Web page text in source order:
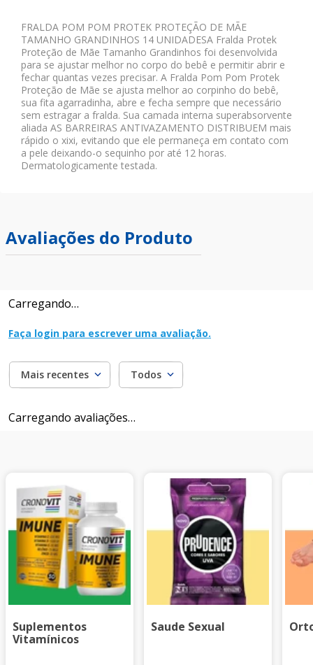
FRALDA POM POM PROTEK PROTEÇÃO DE MÃE
TAMANHO GRANDINHOS 14 UNIDADESA Fralda Protek
Proteção de Mãe Tamanho Grandinhos foi desenvolvida
para se ajustar melhor no corpo do bebê e permitir abrir e
fechar quantas vezes precisar. A Fralda Pom Pom Protek
Proteção de Mãe se ajusta melhor ao corpinho do bebê,
sua fita agarradinha, abre e fecha sempre que necessário
sem estragar a fralda. Sua camada interna superabsorvente
aliada AS BARREIRAS ANTIVAZAMENTO DISTRIBUEM mais
rápido o xixi, evitando que ele permaneça em contato com
a pele deixando-o sequinho por até 12 horas.
Dermatologicamente testada.
Avaliações do Produto
Carregando…
Faça login para escrever uma avaliação.
Mais recentes Todos
Carregando avaliações…
Suplementos
Vitamínicos
Saude Sexual